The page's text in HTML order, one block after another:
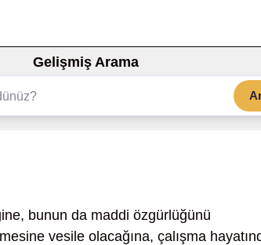
Gelişmiş Arama
bunun da maddi özgürlüğünü
vesile olacağına, çalışma